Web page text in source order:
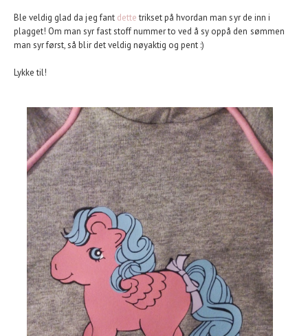
Ble veldig glad da jeg fant dettetrikset på hvordan man syr de inn i
plagget! Om man syr fast stoff nummer to ved å sy oppå den sømmen
man syr først, så blir det veldig nøyaktig og pent :)
Lykke til!